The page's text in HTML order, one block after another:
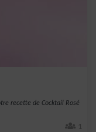
recette de Cocktail Rosé
1